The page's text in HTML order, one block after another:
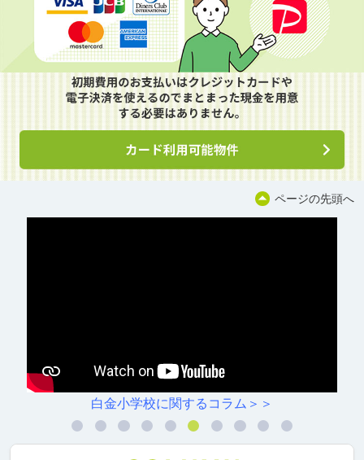
ページの先頭へ
白金小学校に関するコラム＞＞